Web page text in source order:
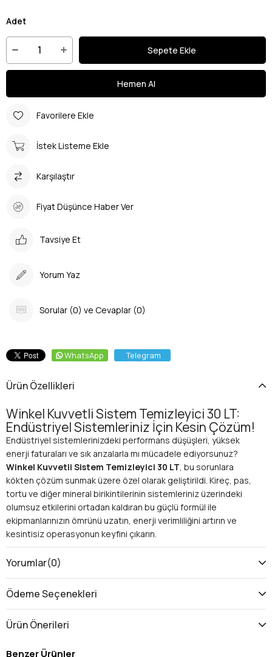
Adet
Favorilere Ekle
İstek Listeme Ekle
Karşılaştır
Fiyat Düşünce Haber Ver
Tavsiye Et
Yorum Yaz
Sorular (0) ve Cevaplar (0)
WhatsApp Telegram
Ürün Özellikleri
Winkel Kuvvetli Sistem Temizleyici 30 LT:
Endüstriyel Sistemleriniz İçin Kesin Çözüm!
Endüstriyel sistemlerinizdeki performans düşüşleri, yüksek
enerji faturaları ve sık arızalarla mı mücadele ediyorsunuz?
Winkel Kuvvetli Sistem Temizleyici 30 LT , bu sorunlara
kökten çözüm sunmak üzere özel olarak geliştirildi. Kireç, pas,
tortu ve diğer mineral birikintilerinin sistemleriniz üzerindeki
olumsuz etkilerini ortadan kaldıran bu güçlü formül ile
ekipmanlarınızın ömrünü uzatın, enerji verimliliğini artırın ve
kesintisiz operasyonun keyfini çıkarın.
Neden Winkel Kuvvetli Sistem Temizleyici
30 LT'yi Tercih Etmelisiniz?
inatçı kireç, pas ve tortu tabakalarını derinlemesine
engelleyen tüm birikintiler ortadan kalkar.
eşanjörler, ısının veya soğuğun çok daha verimli
Yorumlar(0)
Ödeme Seçenekleri
Ürün Önerileri
Benzer Ürünler